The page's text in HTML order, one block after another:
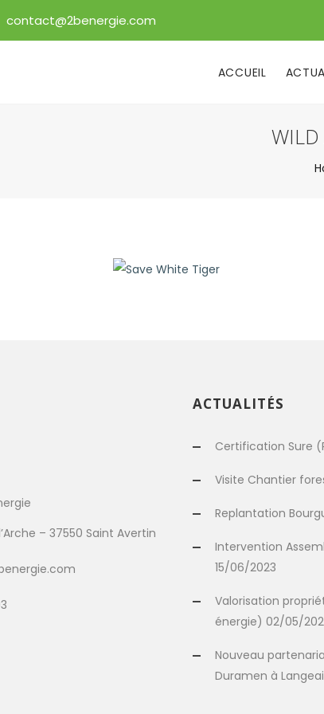
contact@2benergie.com
ACCUEIL
– 37550 Saint Avertin
ACTUALITÉS
Certification Sure
Visite Chantier
Replantation
Intervention
15/06/2023
Valorisation
énergie) 02/05/
Nouveau
Duramen à